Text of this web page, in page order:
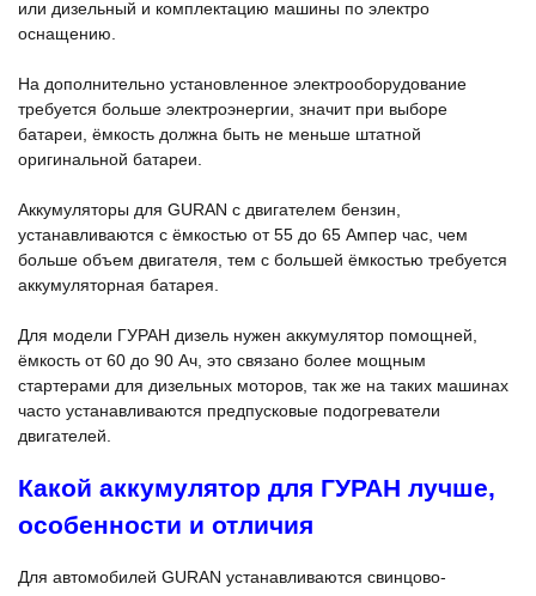
или дизельный и комплектацию машины по электро
оснащению.
На дополнительно установленное электрооборудование
требуется больше электроэнергии, значит при выборе
батареи, ёмкость должна быть не меньше штатной
оригинальной батареи.
Аккумуляторы для GURAN с двигателем бензин,
устанавливаются с ёмкостью от 55 до 65 Ампер час, чем
больше объем двигателя, тем с большей ёмкостью требуется
аккумуляторная батарея.
Для модели ГУРАН дизель нужен аккумулятор помощней,
ёмкость от 60 до 90 Ач, это связано более мощным
стартерами для дизельных моторов, так же на таких машинах
часто устанавливаются предпусковые подогреватели
двигателей.
Какой аккумулятор для ГУРАН лучше,
особенности и отличия
Для автомобилей GURAN устанавливаются свинцово-